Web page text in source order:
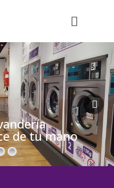
de tu mano